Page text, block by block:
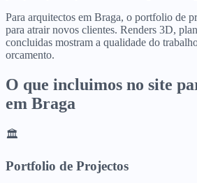
Para arquitectos em Braga, o portfolio de
para atrair novos clientes. Renders 3D,
concluidas mostram a qualidade do
orcamento.
O que incluimos no site
em Braga
🏛️
Portfolio de Projectos